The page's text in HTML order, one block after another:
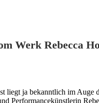
Werk Rebecca
liegt ja bekanntlich im Auge
Performancekünstlerin